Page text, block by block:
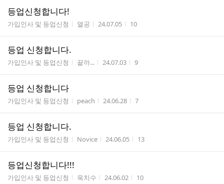
등업신청합니다!
게시판명
가입인사 및 등업신청 작성자
열공 작성시간
24.07.05 조회수
10
등업 신청합니다.
게시판명
가입인사 및 등업신청 작성자
끝까... 작성시간
24.07.03 조회수
9
등업 신청합니다
게시판명
가입인사 및 등업신청 작성자
peach 작성시간
24.06.28 조회수
7
등업 신청합니다.
게시판명
가입인사 및 등업신청 작성자
Novice 작성시간
24.06.05 조회수
13
등업신청합니다!!!
게시판명
가입인사 및 등업신청 작성자
욱치수 작성시간
24.06.02 조회수
10